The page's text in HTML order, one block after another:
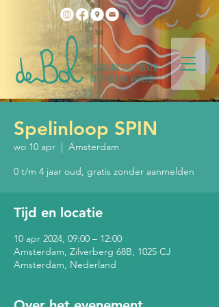
Spelinloop SPIN
wo 10 apr
  |
Amsterdam
0 t/m 4 jaar oud, gratis zonder aanmelden
Tijd en locatie
10 apr 2024, 09:00 – 12:00
Amsterdam, Zilverberg 68B, 1025 CJ
Amsterdam, Nederland